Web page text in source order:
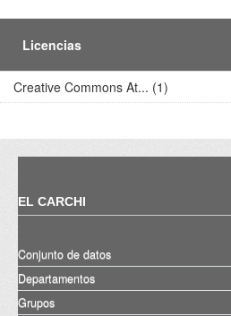
Licencias
Creative Commons At... (1)
EL CARCHI
Conjunto de datos
Departamentos
Grupos